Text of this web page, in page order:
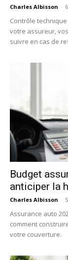
Charles Albisson -
Contrôle
votre assureur,
suivre en cas de
Budget
anticiper la
Charles Albisson -
Assurance auto
comment
votre couverture.